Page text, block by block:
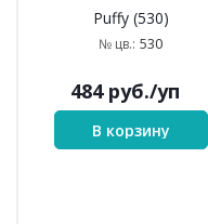
Puffy (530)
№ цв.: 530
484руб./уп
В корзину